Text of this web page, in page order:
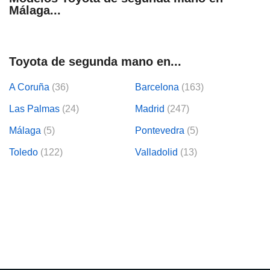
Málaga...
Toyota de segunda mano en...
A Coruña (36) Barcelona (163)
Las Palmas (24) Madrid (247)
Málaga (5) Pontevedra (5)
Toledo (122) Valladolid (13)